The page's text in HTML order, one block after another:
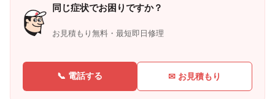
同じ症状でお困りですか？
お見積もり無料・最短即日修理
📞 電話する ✉ お見積もり